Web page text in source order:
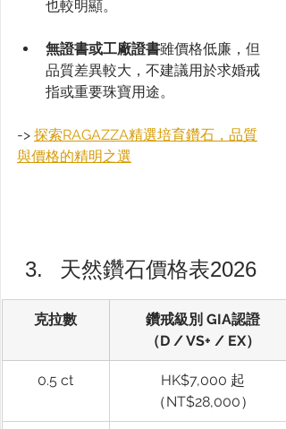
也較明顯。
無證書或工廠證書雖價格低廉，但
品質差異較大，不建議用於求婚戒
指或重要珠寶用途。
-> 探索RAGAZZA精選培育鑽石，品質
與價格的精明之選
天然鑽石價格表2026
克拉數
鑽戒級別 GIA認證
（D / VS+ / EX）
0.5 ct
HK$7,000 起
（NT$28,000）